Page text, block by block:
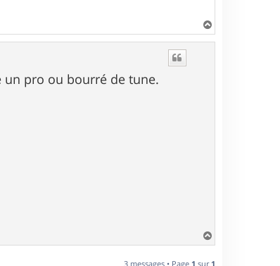
a
un pro ou bourré de tune.
a
3 messages • Page 1 sur 1